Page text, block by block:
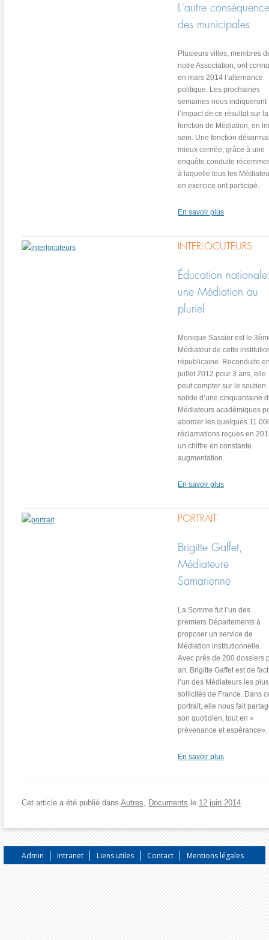
L’autre conséquence
des municipales
Plusieurs villes, membres
notre Association, ont connu
en mars 2014 l’alternance
politique. Les prochaines
semaines nous indiqueront
l’impact de ce résultat sur la
fonction de Médiation, en
sein. Une fonction
mieux cernée, grâce à une
enquête conduite
à laquelle tous les
en exercice ont participé.
En savoir plus
INTERLOCUTEURS
Éducation
une Médiation au
pluriel
Monique Sassier est le
Médiateur de cette
républicaine. Reconduite
juillet 2012 pour 3 ans, elle
peut compter sur le soutien
solide d’une cinquantaine
Médiateurs académiques
aborder les quelques 11
réclamations reçues en
un chiffre en constante
augmentation.
En savoir plus
PORTRAIT
Brigitte Gaffet,
Médiateure
Samarienne
La Somme fut l’un des
premiers Départements à
proposer un service de
Médiation institutionnelle.
Avec près de 200 dossiers
an, Brigitte Gaffet est de
l’un des Médiateurs les plus
sollicités de France. Dans
portrait, elle nous fait
son quotidien, tout en «
prévenance et espérance».
En savoir plus
Cet article a été publié dans Autres, Documents le 12 juin 2014.
Admin Intranet Liens utiles Contact Mentions légales